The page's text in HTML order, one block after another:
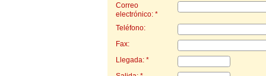
Correo
electrónico: *
Teléfono:
Fax:
Llegada: *